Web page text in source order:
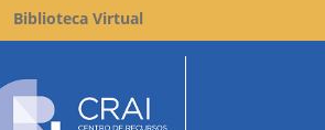
Biblioteca Virtual